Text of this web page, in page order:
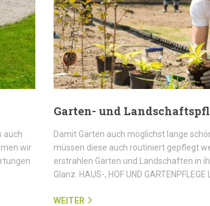
auch
wir
Garten- und
Damit Gärten auch möglichst lange
müssen diese auch routiniert gepflegt
erstrahlen Gärten und Landschaften in
Glanz. HAUS-, HOF UND GARTENPFLEGE
WEITER